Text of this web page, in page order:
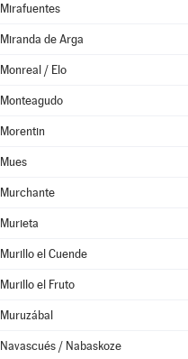
Mirafuentes
Miranda de Arga
Monreal / Elo
Monteagudo
Morentin
Mues
Murchante
Murieta
Murillo el Cuende
Murillo el Fruto
Muruzábal
Navascués / Nabaskoze